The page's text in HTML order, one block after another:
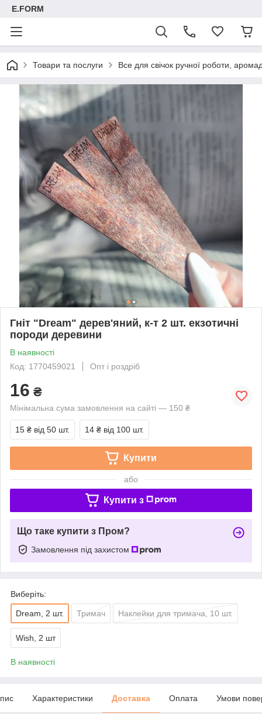
E.FORM
Товари та послуги Все для свічок ручної роботи,
Гніт "Dream" дерев'яний, к-т 2 шт. екзотичні
породи деревини
В наявності
Код: 1770459021
Опт і роздріб
16 ₴
Мінімальна сума замовлення на сайті — 150 ₴
15 ₴ від 50 шт. 14 ₴ від 100 шт.
Купити
або
Купити з
Що таке купити з Пром?
Замовлення під захистом
Виберіть:
Dream, 2 шт. Тримач Наклейки для тримача, 10 шт.
Wish, 2 шт
В наявності
Характеристики Доставка Оплата Умови